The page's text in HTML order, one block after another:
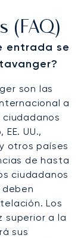
(FAQ)
entrada se
son las
a
ciudadanos
UU.,
otros países
de hasta
ciudadanos
Los
superior a la
sus